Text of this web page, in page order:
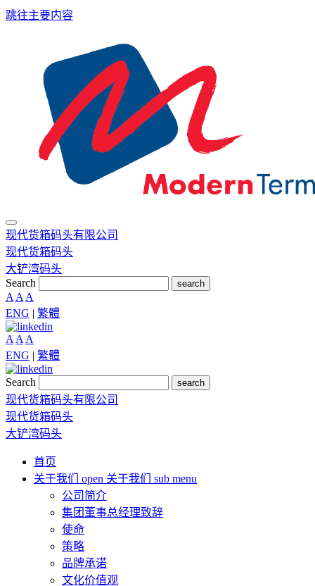
跳往主要内容
现代货箱码头有限公司
现代货箱码头
大铲湾码头
Search
search
A A A
ENG | 繁體
A A A
ENG | 繁體
Search search
现代货箱码头有限公司
现代货箱码头
大铲湾码头
首页
关于我们 open 关于我们 sub menu
公司简介
集团董事总经理致辞
使命
策略
品牌承诺
文化价值观